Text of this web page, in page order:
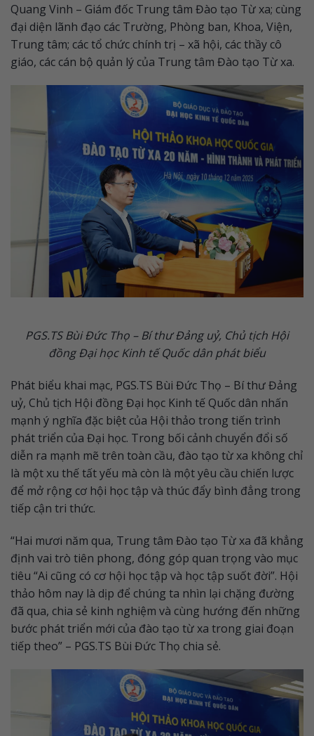
Quang Vinh – Giám đốc Trung tâm Đào tạo Từ xa; cùng
đại diện lãnh đạo các Trường, Phòng ban, Khoa, Viện,
Trung tâm; các tổ chức chính trị – xã hội, các thầy cô
giáo, các cán bộ quản lý của Trung tâm Đào tạo Từ xa.
PGS.TS Bùi Đức Thọ – Bí thư Đảng uỷ, Chủ tịch Hội
đồng Đại học Kinh tế Quốc dân phát biểu
Phát biểu khai mạc, PGS.TS Bùi Đức Thọ – Bí thư Đảng
uỷ, Chủ tịch Hội đồng Đại học Kinh tế Quốc dân nhấn
mạnh ý nghĩa đặc biệt của Hội thảo trong tiến trình
phát triển của Đại học. Trong bối cảnh chuyển đổi số
diễn ra mạnh mẽ trên toàn cầu, đào tạo từ xa không chỉ
là một xu thế tất yếu mà còn là một yêu cầu chiến lược
để mở rộng cơ hội học tập và thúc đẩy bình đẳng trong
tiếp cận tri thức.
“Hai mươi năm qua, Trung tâm Đào tạo Từ xa đã khẳng
định vai trò tiên phong, đóng góp quan trọng vào mục
tiêu “Ai cũng có cơ hội học tập và học tập suốt đời”. Hội
thảo hôm nay là dịp để chúng ta nhìn lại chặng đường
đã qua, chia sẻ kinh nghiệm và cùng hướng đến những
bước phát triển mới của đào tạo từ xa trong giai đoạn
tiếp theo” – PGS.TS Bùi Đức Thọ chia sẻ.